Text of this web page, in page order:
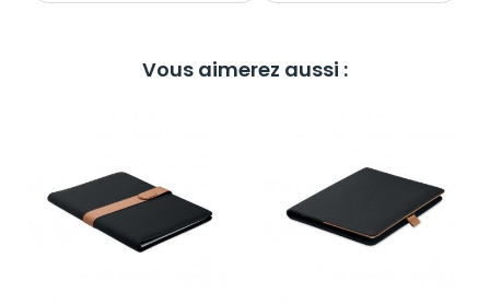
Vous aimerez aussi :